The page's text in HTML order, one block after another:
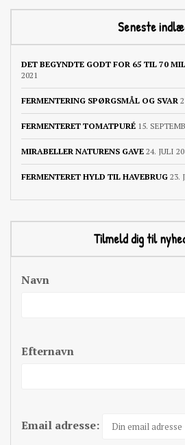
Seneste
DET BEGYNDTE GODT FOR 65 TIL 70
2021
FERMENTERING SPØRGSMÅL OG SVAR
FERMENTERET TOMATPURÉ 15.
MIRABELLER NATURENS GAVE 24. JULI
FERMENTERET HYLD TIL HAVEBRUG 23.
Tilmeld dig til
Navn
Efternavn
Email adresse: